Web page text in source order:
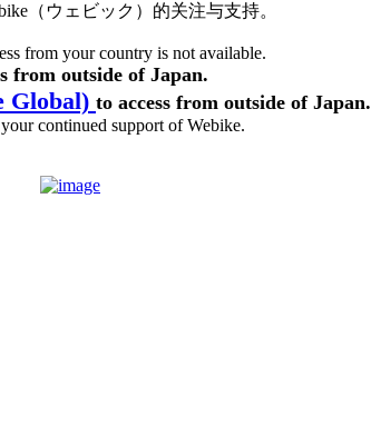
（ウェビック）的关注与支持。
from your country is not available.
from outside of Japan.
Global) to access from outside of Japan.
continued support of Webike.